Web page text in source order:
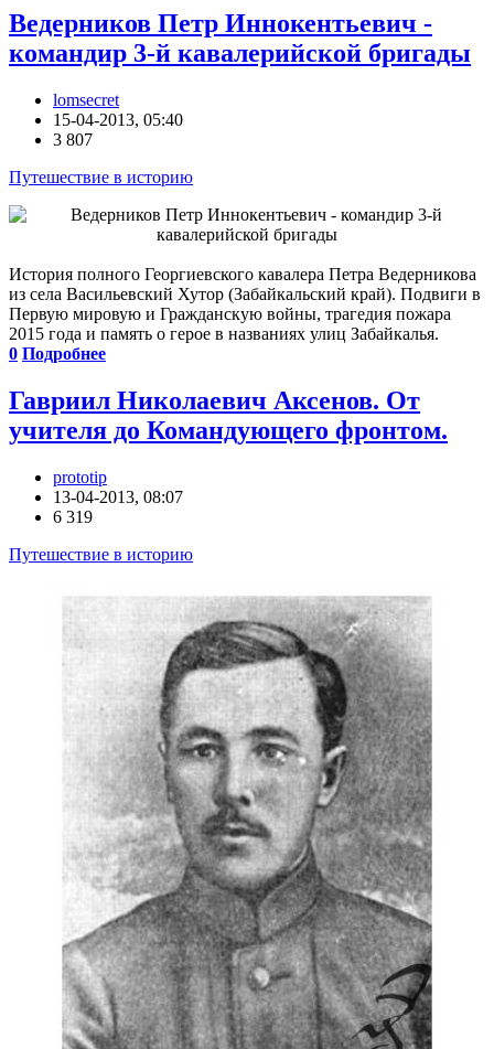
Ведерников Петр Иннокентьевич -
командир 3-й кавалерийской бригады
lomsecret
15-04-2013, 05:40
3 807
Путешествие в историю
История полного Георгиевского кавалера Петра Ведерникова
из села Васильевский Хутор (Забайкальский край). Подвиги в
Первую мировую и Гражданскую войны, трагедия пожара
2015 года и память о герое в названиях улиц Забайкалья.
0 Подробнее
Гавриил Николаевич Аксенов. От
учителя до Командующего фронтом.
prototip
13-04-2013, 08:07
6 319
Путешествие в историю